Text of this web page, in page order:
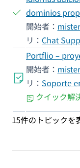
dominios
開始者：
リ： Chat
Portflio –
開始者：
リ： Soporte
クイック解
15件のトピックを